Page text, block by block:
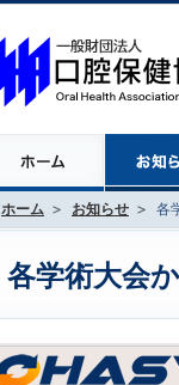
ホーム お知らせ 各
各学術大会